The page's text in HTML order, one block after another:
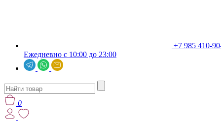
+7 985 410-
Ежедневно с 10:00 до 23:00
0